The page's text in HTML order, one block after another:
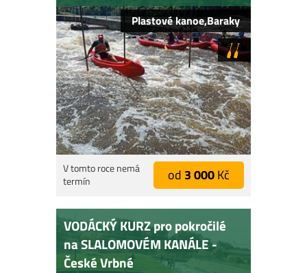
Plastové kanoe,Baraky
V tomto roce nemá
termín
od 3 000Kč
VODÁCKÝ KURZ pro pokročilé
na SLALOMOVÉM KANÁLE -
České Vrbné